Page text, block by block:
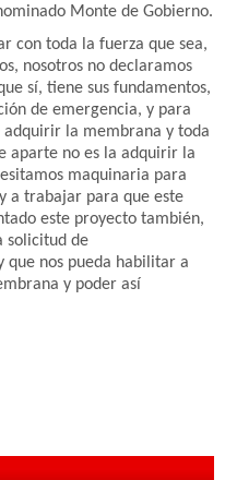
Monte de Gobierno.
con toda la fuerza que sea,
nosotros no declaramos
sí, tiene sus fundamentos,
de emergencia, y para
adquirir la membrana y toda
aparte no es la adquirir la
maquinaria para
a trabajar para que este
este proyecto también,
solicitud de
que nos pueda habilitar a
y poder así